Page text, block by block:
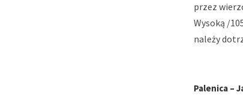
przez
Wysoką /
należy
Palenica –